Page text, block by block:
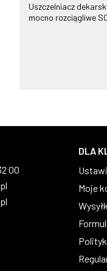
Uszczelniacz
mocno rozciągliwe
00
DLA
Moje